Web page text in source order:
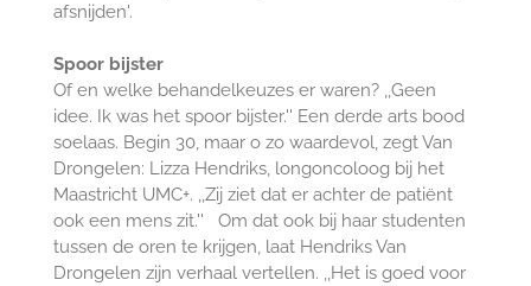
afsnijden'.
Spoor bijster
Of en welke behandelkeuzes er waren? ,,Geen
idee. Ik was het spoor bijster.'' Een derde arts bood
soelaas. Begin 30, maar o zo waardevol, zegt Van
Drongelen: Lizza Hendriks, long­oncoloog bij het
Maastricht UMC+. ,,Zij ziet dat er achter de patiënt
ook een mens zit.'' Om dat ook bij haar studenten
tussen de oren te krijgen, laat Hendriks Van
Drongelen zijn verhaal vertellen. ,,Het is goed voor